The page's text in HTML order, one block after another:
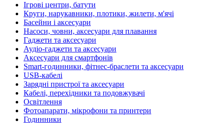
Ігрові центри, батути
Круги, нарукавники, плотики, жилети, м'ячі
Басейни і аксесуари
Насоси, човни, аксесуари для плавання
Гаджети та аксесуари
Аудіо-гаджети та аксесуари
Аксесуари для смартфонів
Smart-годинники, фітнес-браслети та аксесуари
USB-кабелі
Зарядні пристрої та аксесуари
Кабелі, перехідники та подовжувачі
Освітлення
Фотоапарати, мікрофони та принтери
Годинники